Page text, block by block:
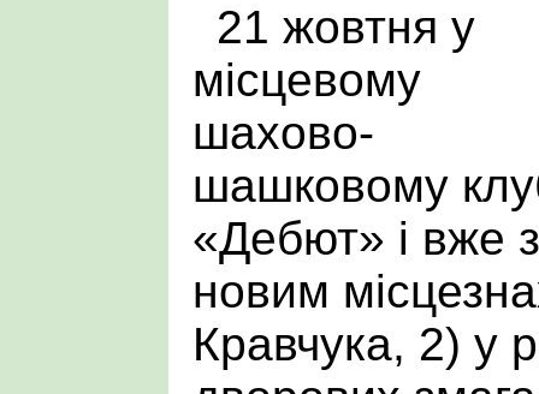
21 жовтня у
місцевому
шахово-
шашковому
«Дебют» і вже
новим
Кравчука, 2) у